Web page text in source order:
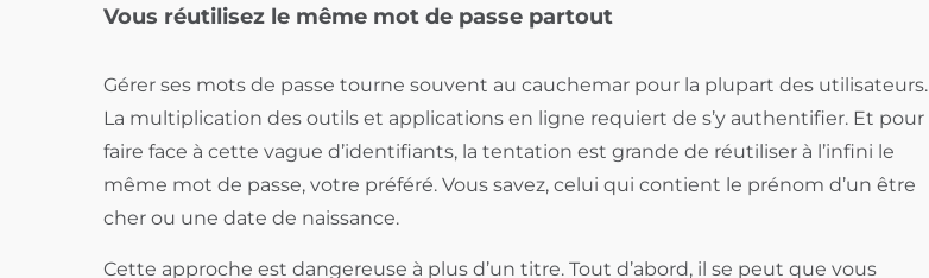
Vous réutilisez le même mot de passe partout
Gérer ses mots de passe tourne souvent au cauchemar pour la plupart des utilisateurs.
La multiplication des outils et applications en ligne requiert de s’y authentifier. Et pour
faire face à cette vague d’identifiants, la tentation est grande de réutiliser à l’infini le
même mot de passe, votre préféré. Vous savez, celui qui contient le prénom d’un être
cher ou une date de naissance.
Cette approche est dangereuse à plus d’un titre. Tout d’abord, il se peut que vous